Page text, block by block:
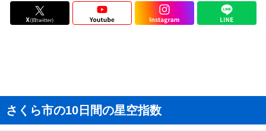
さくら市の10日間の星空指数